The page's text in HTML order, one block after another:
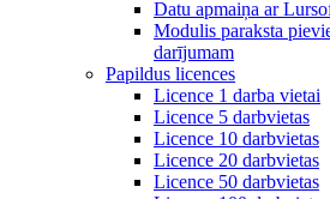
Datu apmaiņa ar
Modulis paraksta
darījumam
Papildus licences
Licence 1 darba vietai
Licence 5 darbvietas
Licence 10 darbvietas
Licence 20 darbvietas
Licence 50 darbvietas